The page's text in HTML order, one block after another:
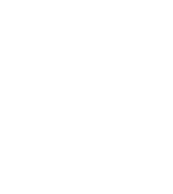
reproduites
et de les